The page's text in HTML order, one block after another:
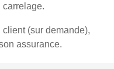
carrelage.
(sur demande),
assurance.